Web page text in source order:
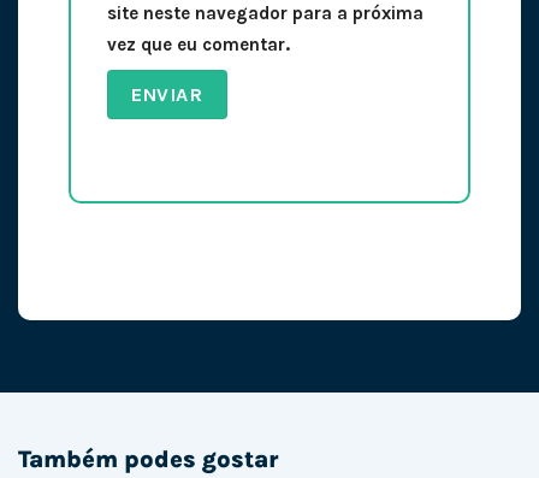
site neste navegador para a próxima
vez que eu comentar.
Também podes gostar